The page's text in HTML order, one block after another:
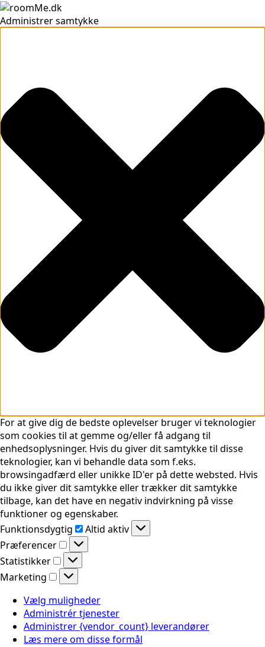
Administrer samtykke
For at give dig de bedste oplevelser bruger vi teknologier
som cookies til at gemme og/eller få adgang til
enhedsoplysninger. Hvis du giver dit samtykke til disse
teknologier, kan vi behandle data som f.eks.
browsingadfærd eller unikke ID'er på dette websted. Hvis
du ikke giver dit samtykke eller trækker dit samtykke
tilbage, kan det have en negativ indvirkning på visse
funktioner og egenskaber.
Funktionsdygtig
Funktionsdygtig
Altid aktiv
Præferencer
Præferencer
Statistikker
Statistikker
Marketing
Marketing
Vælg muligheder
Administrér tjenester
Administrer {vendor_count} leverandører
Læs mere om disse formål